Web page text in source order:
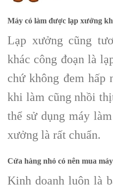
Máy có làm được lạp xưởng
Lạp xưởng cũng
khác công đoạn là
chứ không đem
khi làm cũng nhồi
thể sử dụng máy
xưởng là rất chuẩn.
Cửa hàng nhỏ có nên mua
Kinh doanh luôn là